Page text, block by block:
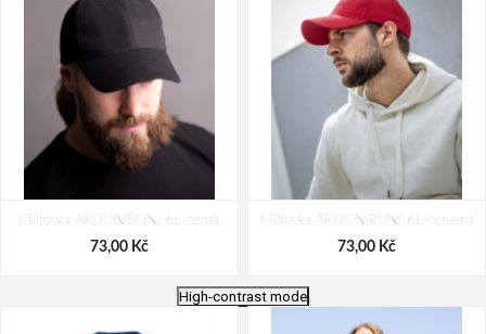
Kšiltovka ARDON®UNI-6L černá
73,00 Kč
Kšiltovka ARDON®UNI-6L červená
73,00 Kč
High-contrast mode